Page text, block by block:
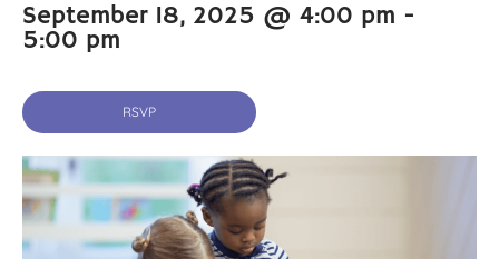
September 18, 2025 @ 4:00 pm -
5:00 pm
RSVP